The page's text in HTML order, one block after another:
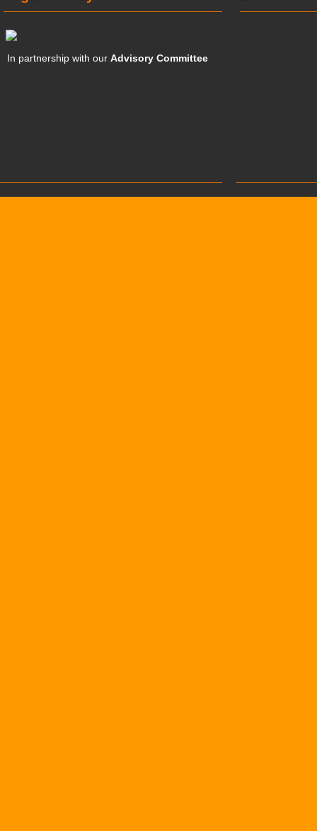
In partnership with ourAdvisory Committee